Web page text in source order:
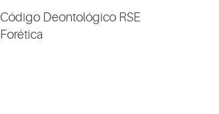
Código Deontológico RSE
Forética